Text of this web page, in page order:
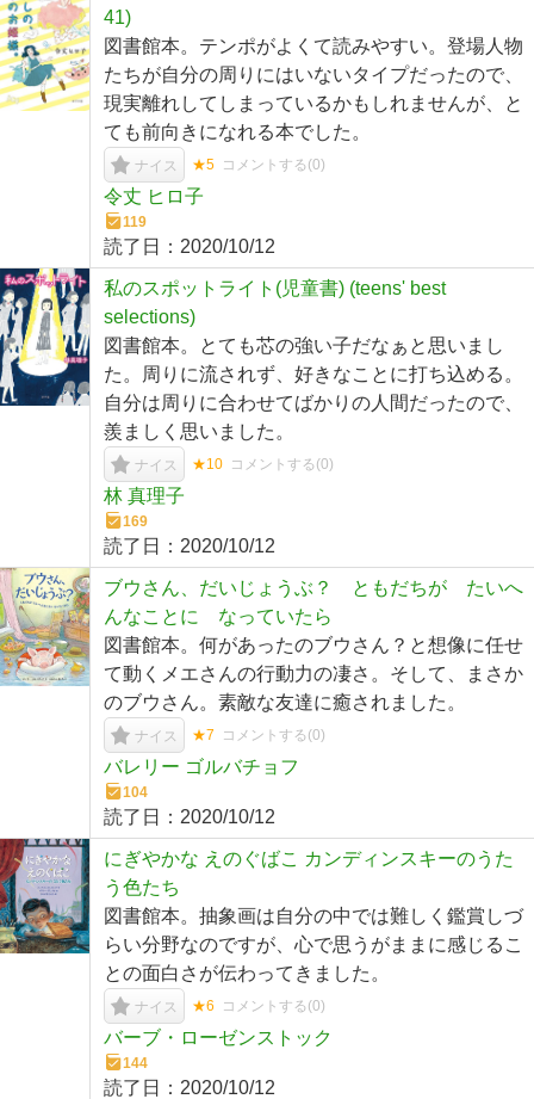
41)
図書館本。テンポがよくて読みやすい。登場人物
たちが自分の周りにはいないタイプだったので、
現実離れしてしまっているかもしれませんが、と
ても前向きになれる本でした。
ナイス ★5 コメントする(0)
令丈 ヒロ子
119
読了日： 2020/10/12
私のスポットライト(児童書) (teens' best
selections)
図書館本。とても芯の強い子だなぁと思いまし
た。周りに流されず、好きなことに打ち込める。
自分は周りに合わせてばかりの人間だったので、
羨ましく思いました。
ナイス ★10 コメントする(0)
林 真理子
169
読了日： 2020/10/12
ブウさん、だいじょうぶ？ ともだちが たいへ
んなことに なっていたら
図書館本。何があったのブウさん？と想像に任せ
て動くメエさんの行動力の凄さ。そして、まさか
のブウさん。素敵な友達に癒されました。
ナイス ★7 コメントする(0)
バレリー ゴルバチョフ
104
読了日： 2020/10/12
にぎやかな えのぐばこ カンディンスキーのうた
う色たち
図書館本。抽象画は自分の中では難しく鑑賞しづ
らい分野なのですが、心で思うがままに感じるこ
との面白さが伝わってきました。
ナイス ★6 コメントする(0)
バーブ・ローゼンストック
144
読了日： 2020/10/12